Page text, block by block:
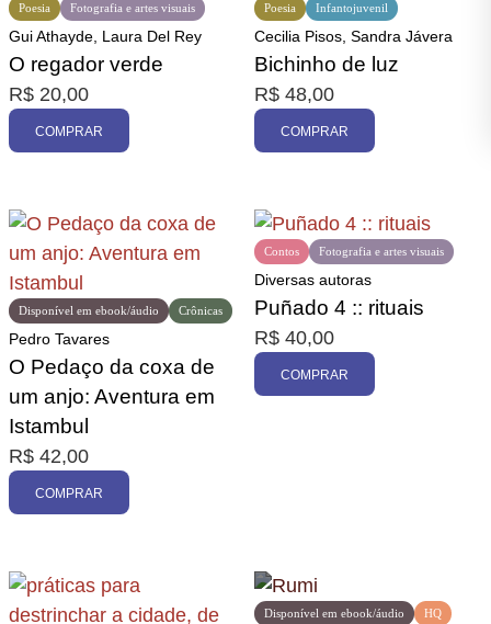
Fotografia e artes visuais
Poesia
Gui Athayde, Laura Del Rey
O regador verde
R$ 20,00
COMPRAR
Infantojuvenil
Poesia
Cecilia Pisos, Sandra Jávera
Bichinho de luz
R$ 48,00
COMPRAR
Crônicas
Disponível em ebook/áudio
Pedro Tavares
O Pedaço da coxa de
um anjo: Aventura em
Istambul
R$ 42,00
COMPRAR
Contos Fotografia e artes visuais
Diversas autoras
Puñado 4 :: rituais
R$ 40,00
COMPRAR
Disponível em ebook/áudio
HQ